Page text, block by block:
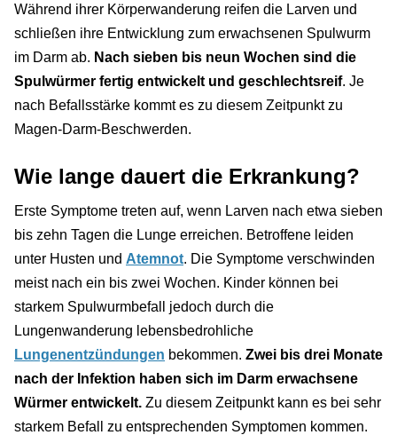
Während ihrer Körperwanderung reifen die Larven und
schließen ihre Entwicklung zum erwachsenen Spulwurm
im Darm ab. Nach sieben bis neun Wochen sind die
Spulwürmer fertig entwickelt und geschlechtsreif. Je
nach Befallsstärke kommt es zu diesem Zeitpunkt zu
Magen-Darm-Beschwerden.
Wie lange dauert die Erkrankung?
Erste Symptome treten auf, wenn Larven nach etwa sieben
bis zehn Tagen die Lunge erreichen. Betroffene leiden
unter Husten und Atemnot. Die Symptome verschwinden
meist nach ein bis zwei Wochen. Kinder können bei
starkem Spulwurmbefall jedoch durch die
Lungenwanderung lebensbedrohliche
Lungenentzündungen bekommen. Zwei bis drei Monate
nach der Infektion haben sich im Darm erwachsene
Würmer entwickelt. Zu diesem Zeitpunkt kann es bei sehr
starkem Befall zu entsprechenden Symptomen kommen.